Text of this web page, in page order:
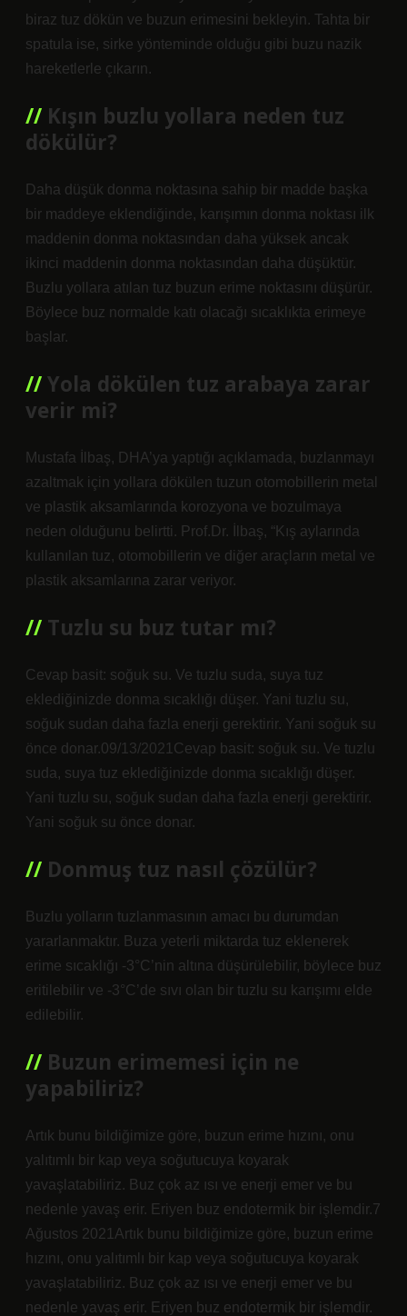
biraz tuz dökün ve buzun erimesini bekleyin. Tahta bir
spatula ise, sirke yönteminde olduğu gibi buzu nazik
hareketlerle çıkarın.
Kışın buzlu yollara neden tuz
dökülür?
Daha düşük donma noktasına sahip bir madde başka
bir maddeye eklendiğinde, karışımın donma noktası ilk
maddenin donma noktasından daha yüksek ancak
ikinci maddenin donma noktasından daha düşüktür.
Buzlu yollara atılan tuz buzun erime noktasını düşürür.
Böylece buz normalde katı olacağı sıcaklıkta erimeye
başlar.
Yola dökülen tuz arabaya zarar
verir mi?
Mustafa İlbaş, DHA’ya yaptığı açıklamada, buzlanmayı
azaltmak için yollara dökülen tuzun otomobillerin metal
ve plastik aksamlarında korozyona ve bozulmaya
neden olduğunu belirtti. Prof.Dr. İlbaş, “Kış aylarında
kullanılan tuz, otomobillerin ve diğer araçların metal ve
plastik aksamlarına zarar veriyor.
Tuzlu su buz tutar mı?
Cevap basit: soğuk su. Ve tuzlu suda, suya tuz
eklediğinizde donma sıcaklığı düşer. Yani tuzlu su,
soğuk sudan daha fazla enerji gerektirir. Yani soğuk su
önce donar.09/13/2021Cevap basit: soğuk su. Ve tuzlu
suda, suya tuz eklediğinizde donma sıcaklığı düşer.
Yani tuzlu su, soğuk sudan daha fazla enerji gerektirir.
Yani soğuk su önce donar.
Donmuş tuz nasıl çözülür?
Buzlu yolların tuzlanmasının amacı bu durumdan
yararlanmaktır. Buza yeterli miktarda tuz eklenerek
erime sıcaklığı -3°C’nin altına düşürülebilir, böylece buz
eritilebilir ve -3°C’de sıvı olan bir tuzlu su karışımı elde
edilebilir.
Buzun erimemesi için ne
yapabiliriz?
Artık bunu bildiğimize göre, buzun erime hızını, onu
yalıtımlı bir kap veya soğutucuya koyarak
yavaşlatabiliriz. Buz çok az ısı ve enerji emer ve bu
nedenle yavaş erir. Eriyen buz endotermik bir işlemdir.7
Ağustos 2021Artık bunu bildiğimize göre, buzun erime
hızını, onu yalıtımlı bir kap veya soğutucuya koyarak
yavaşlatabiliriz. Buz çok az ısı ve enerji emer ve bu
nedenle yavaş erir. Eriyen buz endotermik bir işlemdir.